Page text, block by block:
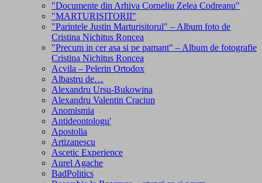
"Documente din Arhiva Corneliu Zelea Codreanu"
"MARTURISITORII"
"Parintele Justin Marturisitorul" – Album foto de
Cristina Nichitus Roncea
"Precum in cer asa si pe pamant" – Album de fotografie
Cristina Nichitus Roncea
Acvila – Pelerin Ortodox
Albastru de…
Alexandru Ursu-Bukowina
Alexandru Valentin Craciun
Anomismia
Antideontologu'
Apostolia
Artizanescu
Ascetic Experience
Aurel Agache
BadPolitics